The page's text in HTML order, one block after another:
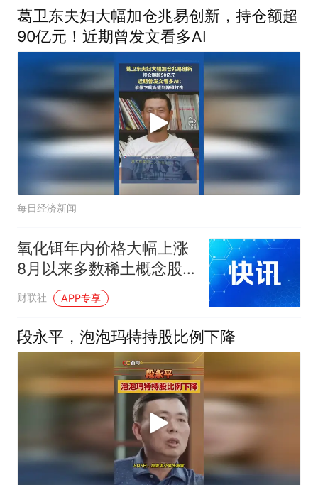
葛卫东夫妇大幅加仓兆易创新，持仓额超
90亿元！近期曾发文看多AI
每日经济新闻
氧化铒年内价格大幅上涨
8月以来多数稀土概念股
获资金加仓
财联社 APP专享
段永平，泡泡玛特持股比例下降